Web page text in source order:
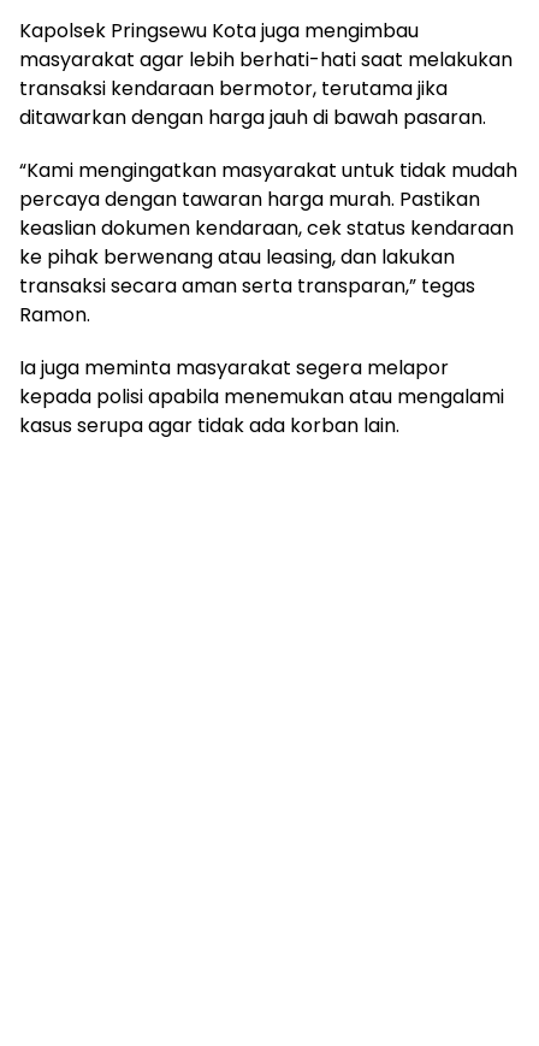
Kapolsek Pringsewu Kota juga mengimbau
masyarakat agar lebih berhati-hati saat melakukan
transaksi kendaraan bermotor, terutama jika
ditawarkan dengan harga jauh di bawah pasaran.
“Kami mengingatkan masyarakat untuk tidak mudah
percaya dengan tawaran harga murah. Pastikan
keaslian dokumen kendaraan, cek status kendaraan
ke pihak berwenang atau leasing, dan lakukan
transaksi secara aman serta transparan,” tegas
Ramon.
Ia juga meminta masyarakat segera melapor
kepada polisi apabila menemukan atau mengalami
kasus serupa agar tidak ada korban lain.